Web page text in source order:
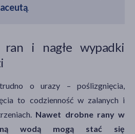
.
ran i nagłe wypadki
o urazy – poślizgnięcia,
to codzienność w zalanych i
Nawet drobne rany w
wodą mogą stać się